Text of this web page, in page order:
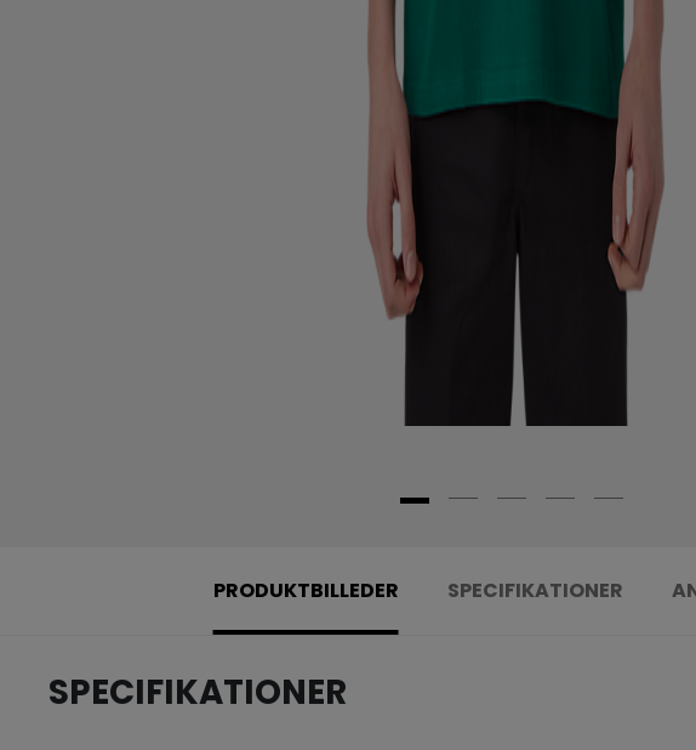
PRODUKTBILLEDER SPECIFIKATIONER
SPECIFIKATIONER